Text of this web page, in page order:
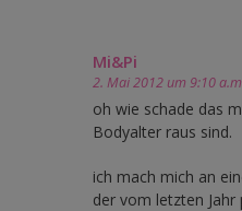
Mi&Pi
2. Mai 2012 um 9:10
oh wie schade das
Bodyalter raus sind.
ich mach mich an
der vom letzten